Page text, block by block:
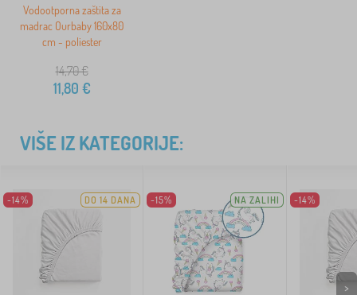
Vodootporna zaštita za
madrac Ourbaby 160x80
cm - poliester
14,70€
11,80 €
VIŠE IZ KATEGORIJE:
-14% DO 14 DANA -15% NA ZALIHI -14%
>